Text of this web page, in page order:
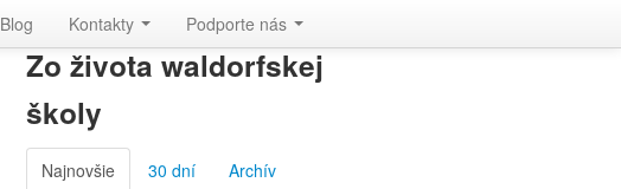
Blog Kontakty Podporte nás
Zo života waldorfskej
školy
Najnovšie 30 dní Archív